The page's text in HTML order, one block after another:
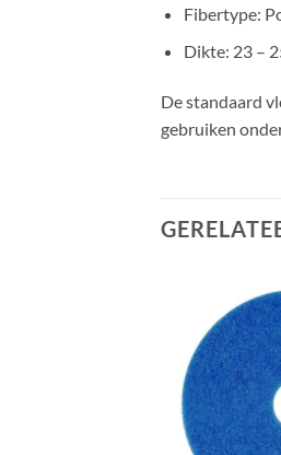
Fibertype:
Dikte: 23 –
De standaard
gebruiken